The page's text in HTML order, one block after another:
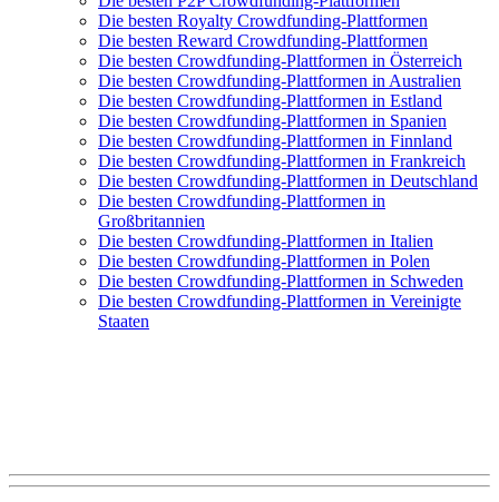
Die besten Royalty Crowdfunding-Plattformen
Die besten Reward Crowdfunding-Plattformen
Die besten Crowdfunding-Plattformen in Österreich
Die besten Crowdfunding-Plattformen in Australien
Die besten Crowdfunding-Plattformen in Estland
Die besten Crowdfunding-Plattformen in Spanien
Die besten Crowdfunding-Plattformen in Finnland
Die besten Crowdfunding-Plattformen in Frankreich
Die besten Crowdfunding-Plattformen in Deutschland
Die besten Crowdfunding-Plattformen in
Großbritannien
Die besten Crowdfunding-Plattformen in Italien
Die besten Crowdfunding-Plattformen in Polen
Die besten Crowdfunding-Plattformen in Schweden
Die besten Crowdfunding-Plattformen in Vereinigte
Staaten